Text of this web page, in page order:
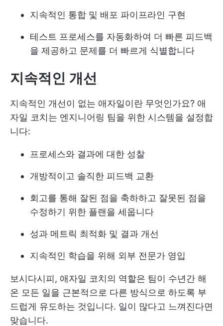
지속적인 통합 및 배포 파이프라인 구현
테스트 프로세스를 자동화하여 더 빠른 피드백
을 제공하고 문제를 더 빠르게 식별합니다
지속적인 개선
지속적인 개선이 없는 애자일이란 무엇인가요? 애
자일 코치는 엔지니어링 팀을 위한 시스템을 설정합
니다:
프로세스와 결과에 대한 성찰
개방적이고 솔직한 피드백 교환
회고를 통해 잘된 점을 축하하고 잘못된 점을
수정하기 위한 플랜을 세웁니다
성과 메트릭 최적화 및 결과 개선
지속적인 학습을 위해 외부 전문가 영입
보시다시피, 애자일 코치의 역할은 팀이 수년간 해
온 모든 일을 근본적으로 다른 방식으로 하도록 부
드럽게 유도하는 것입니다. 일이 많다고 느껴진다면
맞습니다.